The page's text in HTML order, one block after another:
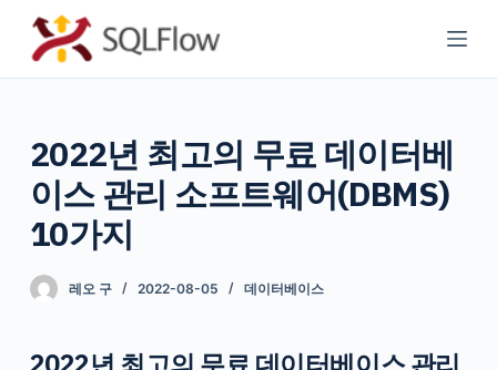
콘
텐
바
가
기
2022년 최고의 무료 데이터베
이스 관리 소프트웨어(DBMS)
10가지
레오 구 2022-08-05 데이터베이스
2022년 최고의 무료 데이터베이스 관리